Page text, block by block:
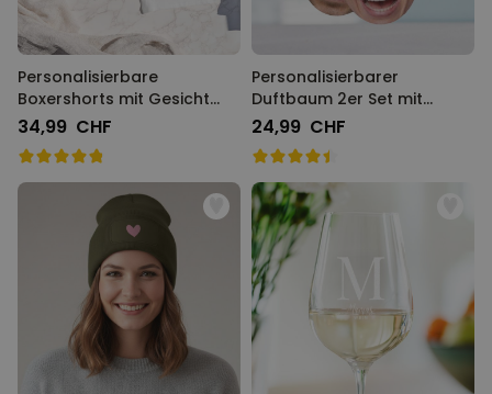
Personalisierbare
Boxershorts mit Gesicht
und Text
34,99 CHF
Personalisierbarer
Duftbaum 2er Set mit
Gesicht
24,99 CHF